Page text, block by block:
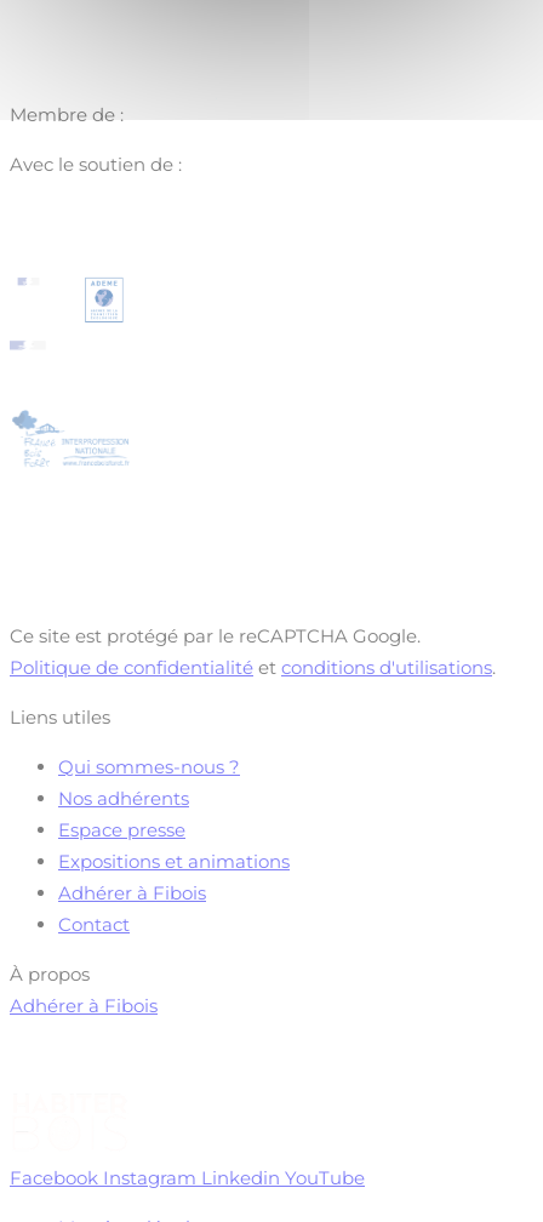
Membre de :
Avec le soutien de :
Ce site est protégé par le reCAPTCHA Google.
Politique de confidentialité et conditions d'utilisations.
Liens utiles
Qui sommes-nous ?
Nos adhérents
Espace presse
Expositions et animations
Adhérer à Fibois
Contact
À propos
Adhérer à Fibois
Facebook Instagram Linkedin YouTube